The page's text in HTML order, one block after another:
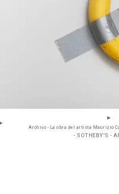
Archivo - La obra del artista Maurizio
- SOTHEBY'S -